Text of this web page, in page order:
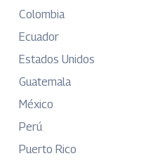
Colombia
Ecuador
Estados Unidos
Guatemala
México
Perú
Puerto Rico